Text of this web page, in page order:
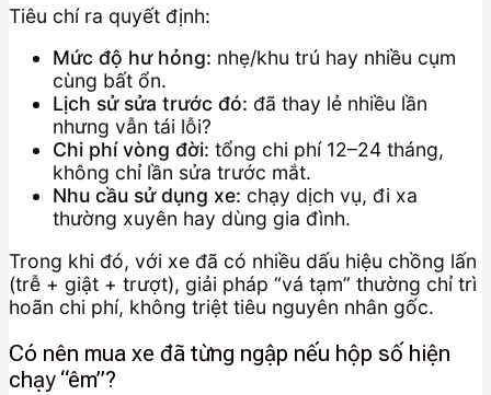
Tiêu chí ra quyết định:
Mức độ hư hỏng: nhẹ/khu trú hay nhiều cụm
cùng bất ổn.
Lịch sử sửa trước đó: đã thay lẻ nhiều lần
nhưng vẫn tái lỗi?
Chi phí vòng đời: tổng chi phí 12–24 tháng,
không chỉ lần sửa trước mắt.
Nhu cầu sử dụng xe: chạy dịch vụ, đi xa
thường xuyên hay dùng gia đình.
Trong khi đó, với xe đã có nhiều dấu hiệu chồng lấn
(trễ + giật + trượt), giải pháp “vá tạm” thường chỉ trì
hoãn chi phí, không triệt tiêu nguyên nhân gốc.
Có nên mua xe đã từng ngập nếu hộp số hiện
chạy “êm”?